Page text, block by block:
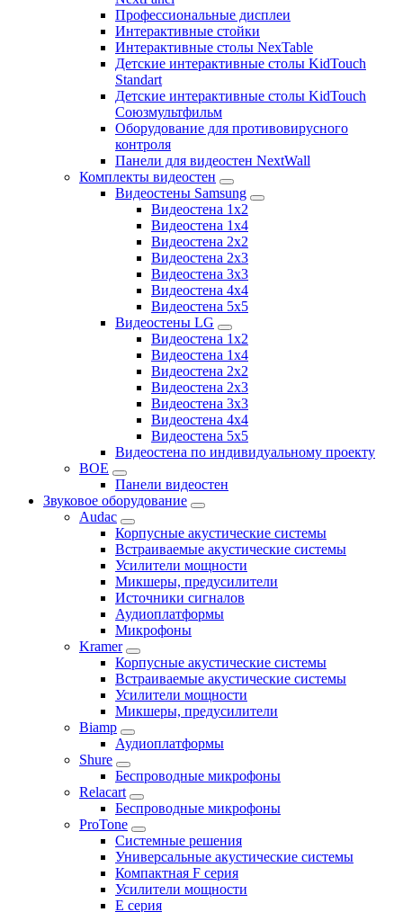
Профессиональные дисплеи
Интерактивные стойки
Интерактивные столы NexTable
Детские интерактивные столы KidTouch
Standart
Детские интерактивные столы KidTouch
Союзмультфильм
Оборудование для противовирусного
контроля
Панели для видеостен NextWall
Комплекты видеостен
Видеостены Samsung
Видеостена 1x2
Видеостена 1x4
Видеостена 2x2
Видеостена 2х3
Видеостена 3x3
Видеостена 4x4
Видеостена 5x5
Видеостены LG
Видеостена 1x2
Видеостена 1x4
Видеостена 2x2
Видеостена 2x3
Видеостена 3x3
Видеостена 4x4
Видеостена 5x5
Видеостена по индивидуальному проекту
BOE
Панели видеостен
Звуковое оборудование
Audac
Корпусные акустические системы
Встраиваемые акустические системы
Усилители мощности
Микшеры, предусилители
Источники сигналов
Аудиоплатформы
Микрофоны
Kramer
Корпусные акустические системы
Встраиваемые акустические системы
Усилители мощности
Микшеры, предусилители
Biamp
Аудиоплатформы
Shure
Беспроводные микрофоны
Relacart
Беспроводные микрофоны
ProTone
Системные решения
Универсальные акустические системы
Компактная F серия
Усилители мощности
E серия